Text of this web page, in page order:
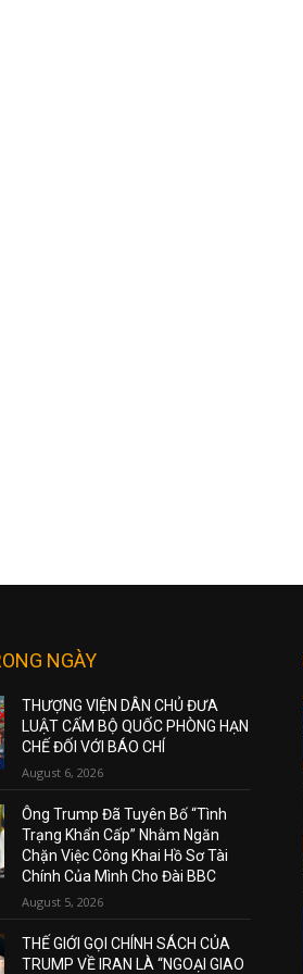
NGÀY
THƯỢNG VIỆN DÂN CHỦ ĐƯA
LUẬT CẤM BỘ QUỐC PHÒNG HẠN
CHẾ ĐỐI VỚI BÁO CHÍ
August 6, 2026
Ông Trump Đã Tuyên Bố “Tình
Trạng Khẩn Cấp” Nhằm Ngăn
Chặn Việc Công Khai Hồ Sơ Tài
Chính Của Mình Cho Đài BBC
August 5, 2026
THẾ GIỚI GỌI CHÍNH SÁCH CỦA
TRUMP VỀ IRAN LÀ “NGOẠI GIAO